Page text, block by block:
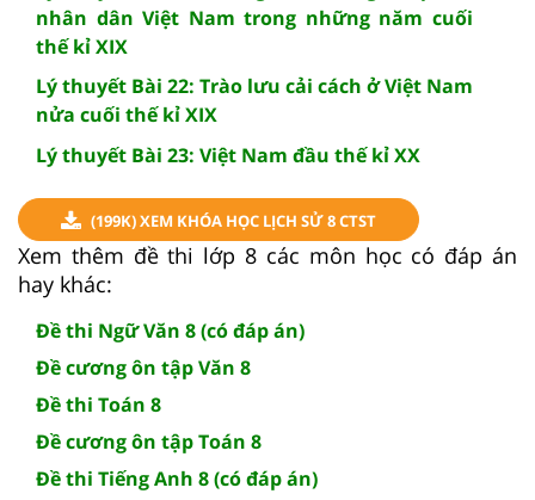
nhân dân Việt Nam trong những năm cuối
thế kỉ XIX
Lý thuyết Bài 22: Trào lưu cải cách ở Việt Nam
nửa cuối thế kỉ XIX
Lý thuyết Bài 23: Việt Nam đầu thế kỉ XX
(199K) XEM KHÓA HỌC LỊCH SỬ 8 CTST
Xem thêm đề thi lớp 8 các môn học có đáp án
hay khác:
Đề thi Ngữ Văn 8 (có đáp án)
Đề cương ôn tập Văn 8
Đề thi Toán 8
Đề cương ôn tập Toán 8
Đề thi Tiếng Anh 8 (có đáp án)